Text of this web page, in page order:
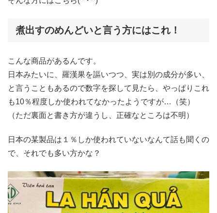
煮出すのめんどいと言う方にはこれ！
こんな商品があるんです。
日本みたいに、羅漢果を謳いつつ、実は別の成分が多い、
と言うこともあるので数字を探して見たら、やっぱりこれ
も10％程度しか使われてなかったようですが…（笑）
（ただ裏面と書き方が違うし、正確なところは不明）
日本の某製品は１％しか使われていないなんて話も聞くの
で、それでも多い方かな？